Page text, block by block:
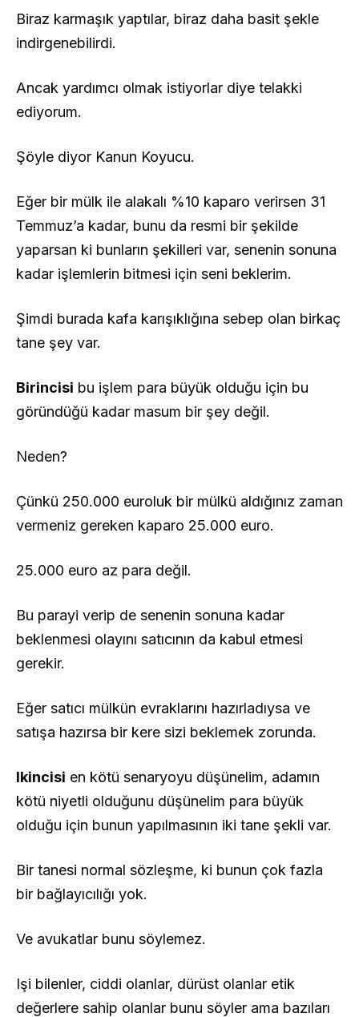
Biraz karmaşık yaptılar, biraz daha basit şekle
indirgenebilirdi.
Ancak yardımcı olmak istiyorlar diye telakki
ediyorum.
Şöyle diyor Kanun Koyucu.
Eğer bir mülk ile alakalı %10 kaparo verirsen 31
Temmuz’a kadar, bunu da resmi bir şekilde
yaparsan ki bunların şekilleri var, senenin sonuna
kadar işlemlerin bitmesi için seni beklerim.
Şimdi burada kafa karışıklığına sebep olan birkaç
tane şey var.
Birincisi bu işlem para büyük olduğu için bu
göründüğü kadar masum bir şey değil.
Neden?
Çünkü 250.000 euroluk bir mülkü aldığınız zaman
vermeniz gereken kaparo 25.000 euro.
25.000 euro az para değil.
Bu parayi verip de senenin sonuna kadar
beklenmesi olayını satıcının da kabul etmesi
gerekir.
Eğer satıcı mülkün evraklarını hazırladıysa ve
satışa hazırsa bir kere sizi beklemek zorunda.
Ikincisi en kötü senaryoyu düşünelim, adamın
kötü niyetli olduğunu düşünelim para büyük
olduğu için bunun yapılmasının iki tane şekli var.
Bir tanesi normal sözleşme, ki bunun çok fazla
bir bağlayıcılığı yok.
Ve avukatlar bunu söylemez.
Işi bilenler, ciddi olanlar, dürüst olanlar etik
değerlere sahip olanlar bunu söyler ama bazıları